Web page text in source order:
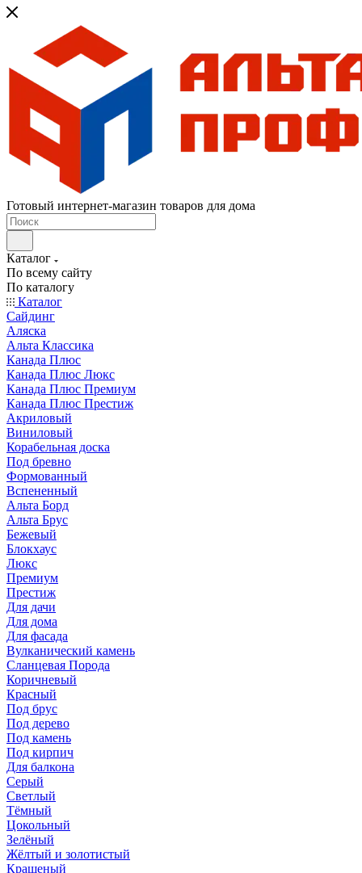
Готовый интернет-магазин товаров для дома
Каталог
По всему сайту
По каталогу
Каталог
Сайдинг
Аляска
Альта Классика
Канада Плюс
Канада Плюс Люкс
Канада Плюс Премиум
Канада Плюс Престиж
Акриловый
Виниловый
Корабельная доска
Под бревно
Формованный
Вспененный
Альта Борд
Альта Брус
Бежевый
Блокхаус
Люкс
Премиум
Престиж
Для дачи
Для дома
Для фасада
Вулканический камень
Сланцевая Порода
Коричневый
Красный
Под брус
Под дерево
Под камень
Под кирпич
Для балкона
Серый
Светлый
Тёмный
Цокольный
Зелёный
Жёлтый и золотистый
Крашеный